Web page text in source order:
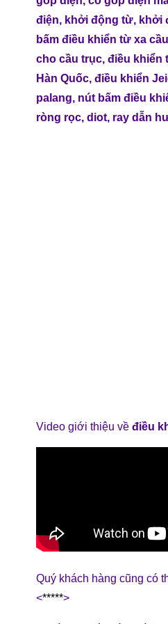
điện, khởi động từ, khởi
bấm điều khiển từ xa
cho cầu trục, điều khiển
Hàn Quốc, điều khiển
palang, nút bấm điều
ròng rọc, diot, ray dẫn
Video giới thiệu về điều
Quý khách hàng cũng có
<*****>